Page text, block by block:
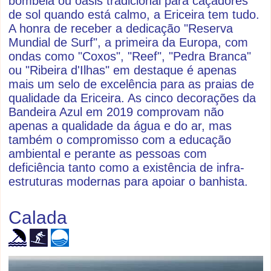
de sol quando está calmo, a Ericeira tem tudo.
A honra de receber a dedicação "Reserva
Mundial de Surf", a primeira da Europa, com
ondas como "Coxos", "Reef", "Pedra Branca"
ou "Ribeira d'Ilhas" em destaque é apenas
mais um selo de excelência para as praias de
qualidade da Ericeira. As cinco decorações da
Bandeira Azul em 2019 comprovam não
apenas a qualidade da água e do ar, mas
também o compromisso com a educação
ambiental e perante as pessoas com
deficiência tanto como a existência de infra-
estruturas modernas para apoiar o banhista.
Calada